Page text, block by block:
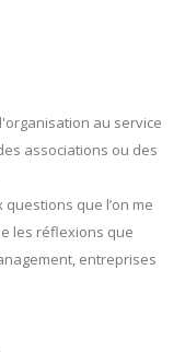
au service
associations ou des
que l’on me
les réflexions que
entreprises